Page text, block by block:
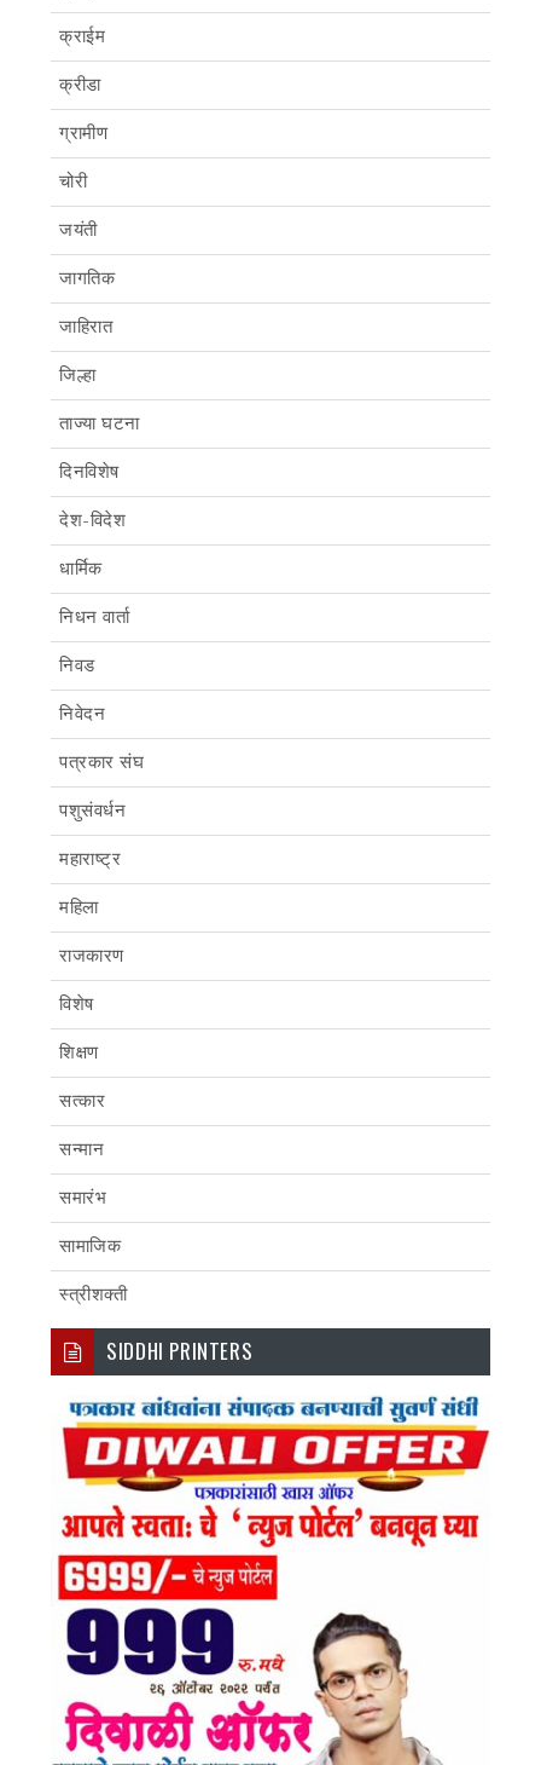
क्राईम
क्रीडा
ग्रामीण
चोरी
जयंती
जागतिक
जाहिरात
जिल्हा
ताज्या घटना
दिनविशेष
देश-विदेश
धार्मिक
निधन वार्ता
निवड
निवेदन
पत्रकार संघ
पशुसंवर्धन
महाराष्ट्र
महिला
राजकारण
विशेष
शिक्षण
सत्कार
सन्मान
समारंभ
सामाजिक
स्त्रीशक्ती
SIDDHI PRINTERS